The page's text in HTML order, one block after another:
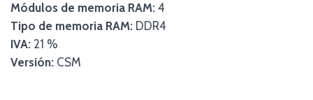
Módulos de memoria RAM: 4
Tipo de memoria RAM: DDR4
IVA: 21 %
Versión: CSM